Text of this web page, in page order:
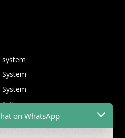
system
System
System
Sensors
on WhatsApp